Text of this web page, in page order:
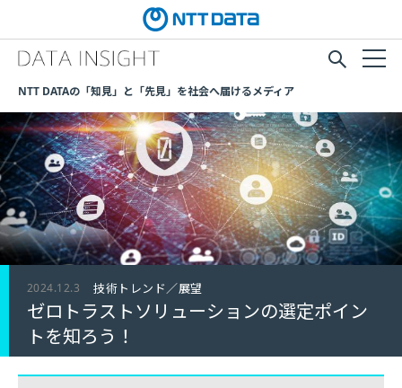
NTT DATAの「知見」と「先見」を社会へ届けるメディア
2024.12.3 技術トレンド／展望
ゼロトラストソリューションの選定ポイン
トを知ろう！